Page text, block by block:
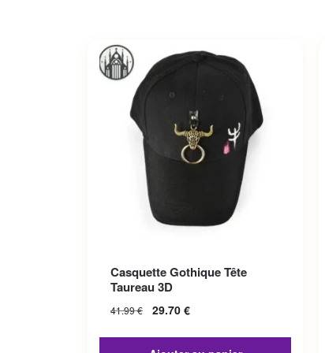
Casquette Gothique Tête
Taureau 3D
41.99€ 29.70 €